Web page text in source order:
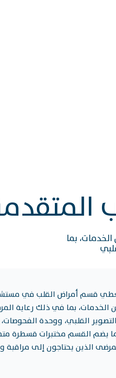
بما
قسم أمراض القلب في
الخدمات، بما في ذلك رعاية
القلبي، ووحدة
يضم القسم مختبرات قسطرة
الذين يحتاجون إلى